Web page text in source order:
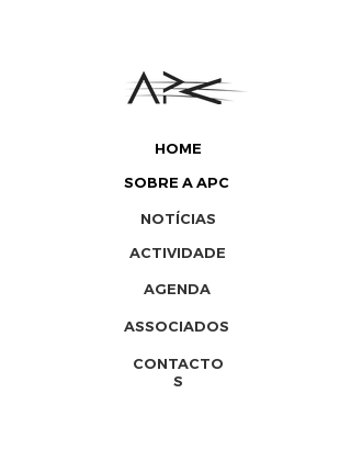
HOME
SOBRE A APC
ACTIVIDADE
NOTÍCIAS
AGENDA
ASSOCIADOS
CONTACTO
S